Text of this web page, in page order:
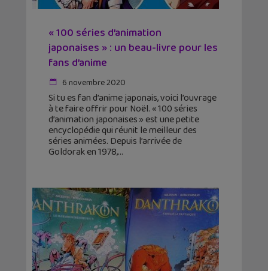
« 100 séries d’animation
japonaises » : un beau-livre pour les
fans d’anime
6 novembre 2020
Si tu es fan d’anime japonais, voici l’ouvrage
à te faire offrir pour Noël. « 100 séries
d’animation japonaises » est une petite
encyclopédie qui réunit le meilleur des
séries animées. Depuis l’arrivée de
Goldorak en 1978,